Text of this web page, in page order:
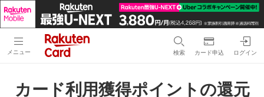
メニュー 検索 カード申込 ログイン
カード利用獲得ポイントの還元